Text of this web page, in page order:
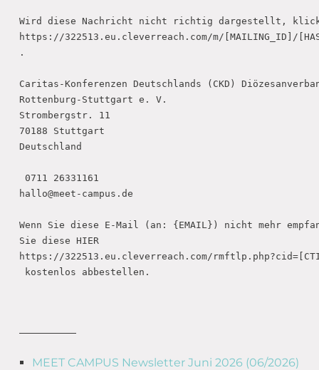
Wird diese Nachricht nicht richtig dargestellt,
https://322513.eu.cleverreach.com/m/[MAILING_ID]/
.
Caritas-Konferenzen Deutschlands (CKD)
Rottenburg-Stuttgart e. V.
Strombergstr. 11
70188 Stuttgart
Deutschland
0711 26331161
hallo@meet-campus.de
Wenn Sie diese E-Mail (an: {EMAIL}) nicht mehr
Sie diese HIER
https://322513.eu.cleverreach.com/
kostenlos abbestellen.
MEET CAMPUS Newsletter Juni 2026 (06/2026)